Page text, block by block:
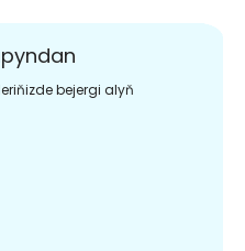
bejergi alyň